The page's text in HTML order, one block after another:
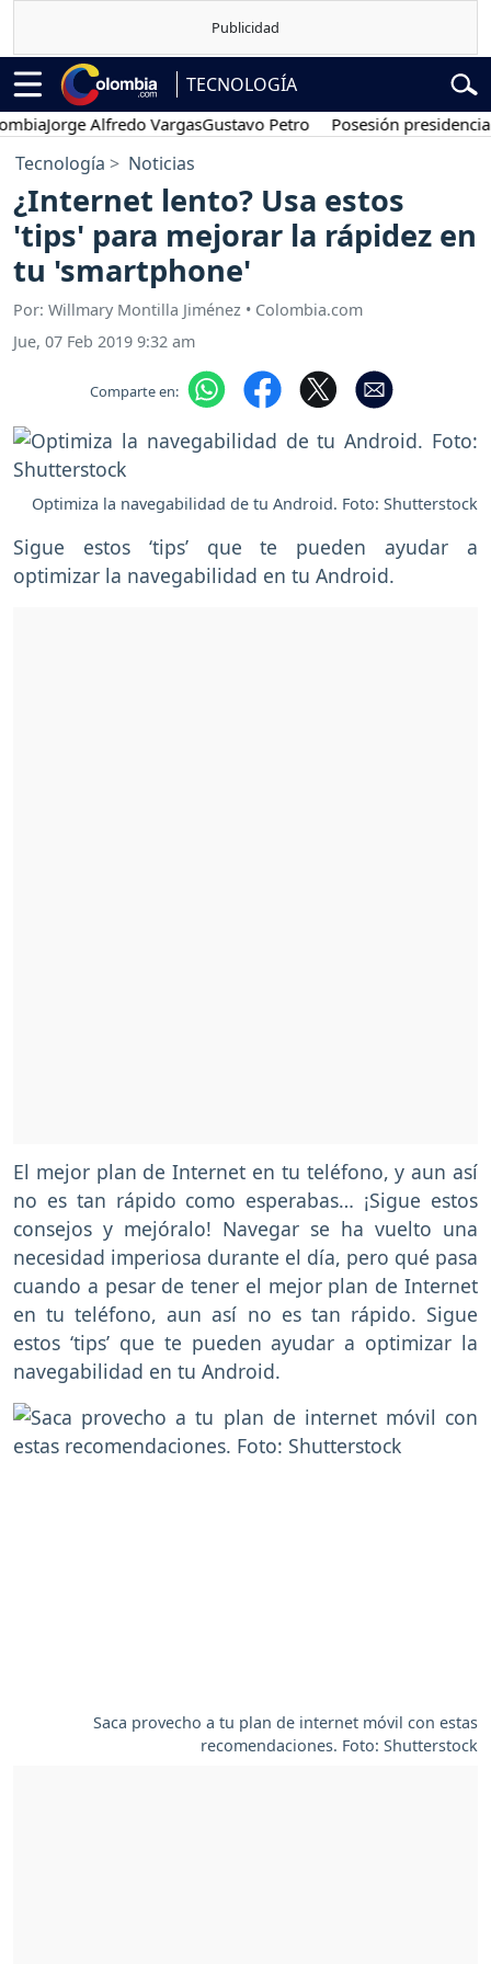
TECNOLOGÍA
Jorge Alfredo VargasGustavo Petro Posesión presidencial
Tecnología Noticias
¿Internet lento? Usa estos
'tips' para mejorar la rápidez en
tu 'smartphone'
Por: Willmary Montilla Jiménez • Colombia.com
Jue, 07 Feb 2019 9:32 am
Comparte en:
Optimiza la navegabilidad de tu Android. Foto: Shutterstock
Sigue estos ‘tips’ que te pueden ayudar a
optimizar la navegabilidad en tu Android.
El mejor plan de Internet en tu teléfono, y aun así
no es tan rápido como esperabas… ¡Sigue estos
consejos y mejóralo! Navegar se ha vuelto una
necesidad imperiosa durante el día, pero qué pasa
cuando a pesar de tener el mejor plan de Internet
en tu teléfono, aun así no es tan rápido. Sigue
estos ‘tips’ que te pueden ayudar a optimizar la
navegabilidad en tu Android.
Saca provecho a tu plan de internet móvil con estas
recomendaciones. Foto: Shutterstock